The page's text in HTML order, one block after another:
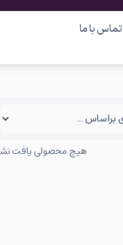
تماس با ما
هیچ محصولی یافت